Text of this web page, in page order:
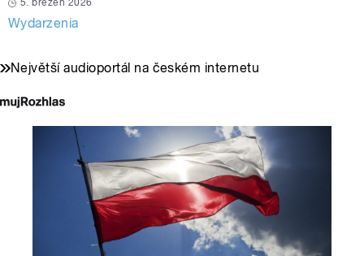
5. březen 2026
Wydarzenia
Největší audioportál na českém internetu